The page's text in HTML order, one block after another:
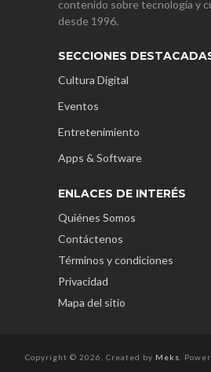
contenido sobre tecnología y
desde 1996.
SECCIONES
Cultura Digital
Eventos
Entretenimiento
Apps & Software
ENLACES DE INTERÉS
Quiénes Somos
Contáctenos
Términos y condiciones
Privacidad
Mapa del sitio
Copyright © 2026. Created by Meks .